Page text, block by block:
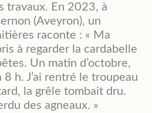
travaux. En 2023, à
(Aveyron), un
raconte : « Ma
à regarder la cardabelle
Un matin d’octobre,
8 h. J’ai rentré le troupeau
la grêle tombait dru.
des agneaux. »